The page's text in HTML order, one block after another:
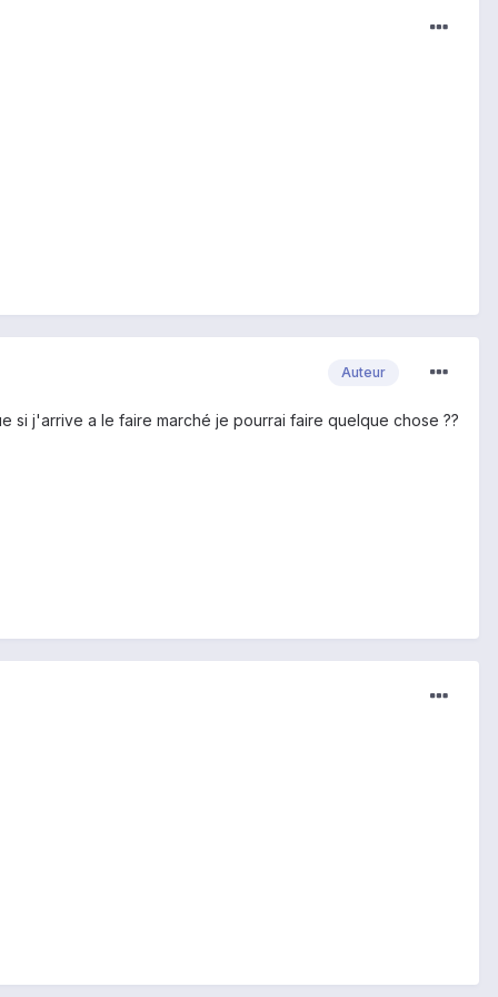
Auteur
si j'arrive a le faire marché je pourrai faire quelque chose ??